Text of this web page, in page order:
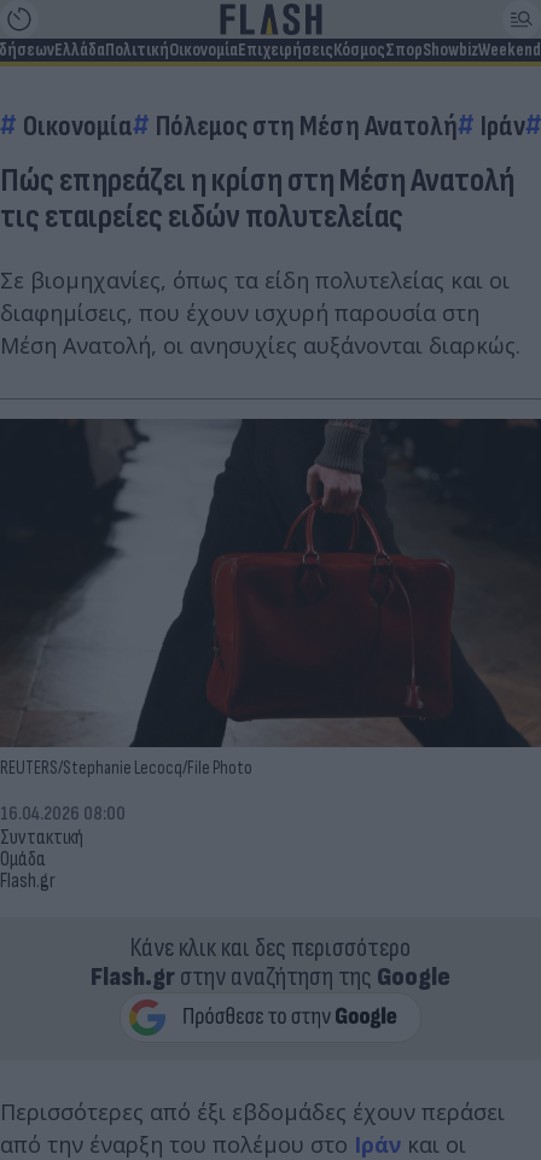
ΕλλάδαΠολιτικήΟικονομίαΕπιχειρήσειςΚόσμοςΣπορShowbizWeekend
Οικονομία Πόλεμος στη Μέση Ανατολή Ιράν
Πώς επηρεάζει η κρίση στη Μέση Ανατολή
τις εταιρείες ειδών πολυτελείας
Σε βιομηχανίες, όπως τα είδη πολυτελείας και οι
διαφημίσεις, που έχουν ισχυρή παρουσία στη
Μέση Ανατολή, οι ανησυχίες αυξάνονται διαρκώς.
REUTERS/Stephanie Lecocq/File Photo
Συντακτική
Ομάδα
Flash.gr
16.04.2026 08:00
Κάνε κλικ και δες περισσότερο
Flash.grστην αναζήτηση της Google
Περισσότερες από έξι εβδομάδες έχουν περάσει
από την έναρξη του πολέμου στο Ιράν και οι